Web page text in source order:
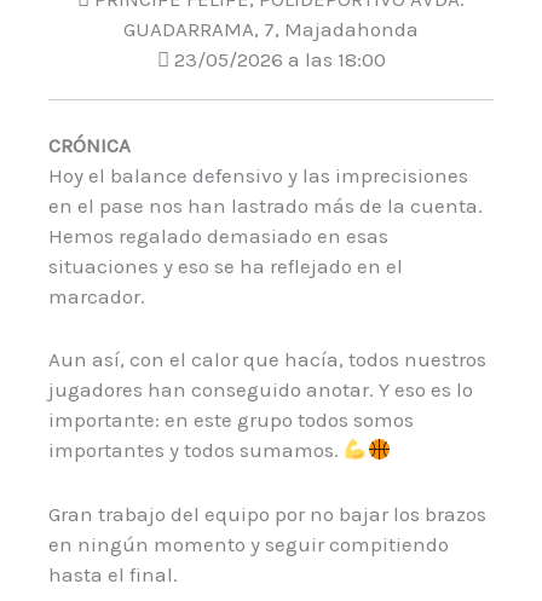
GUADARRAMA, 7, Majadahonda
23/05/2026 a las 18:00
CRÓNICA
Hoy el balance defensivo y las imprecisiones
en el pase nos han lastrado más de la cuenta.
Hemos regalado demasiado en esas
situaciones y eso se ha reflejado en el
marcador.
Aun así, con el calor que hacía, todos nuestros
jugadores han conseguido anotar. Y eso es lo
importante: en este grupo todos somos
importantes y todos sumamos.
Gran trabajo del equipo por no bajar los brazos
en ningún momento y seguir compitiendo
hasta el final.